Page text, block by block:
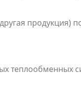
продукция)
теплообменных